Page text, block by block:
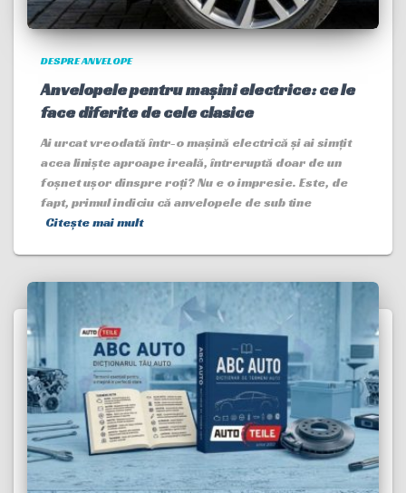
DESPRE ANVELOPE
Anvelopele pentru mașini electrice: ce le
face diferite de cele clasice
Ai urcat vreodată într-o mașină electrică și ai simțit
acea liniște aproape ireală, întreruptă doar de un
foșnet ușor dinspre roți? Nu e o impresie. Este, de
fapt, primul indiciu că anvelopele de sub tine
Citește mai mult